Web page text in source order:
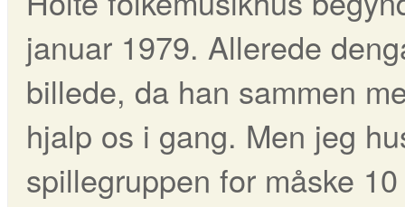
januar 1979. Allerede
billede, da han sammen
hjalp os i gang. Men jeg
spillegruppen for måske